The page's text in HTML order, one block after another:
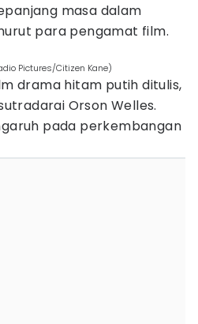
masa dalam
para pengamat film.
Pictures/Citizen Kane)
drama hitam putih ditulis,
Orson Welles.
pada perkembangan